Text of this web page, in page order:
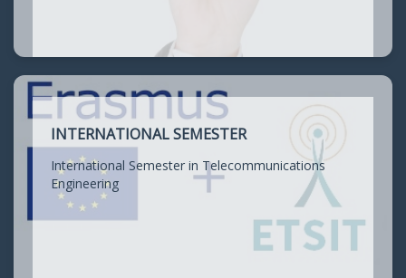
INTERNATIONAL SEMESTER
International Semester in Telecommunications
Engineering